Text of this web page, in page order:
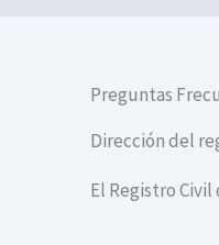
Preguntas
Dirección del
El Registro